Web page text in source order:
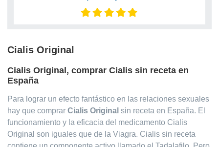
Cialis Original
Cialis Original, comprar Cialis sin receta en
España
Para lograr un efecto fantástico en las relaciones sexuales
hay que comprar Cialis Original sin receta en España. El
funcionamiento y la eficacia del medicamento Cialis
Original son iguales que de la Viagra. Cialis sin receta